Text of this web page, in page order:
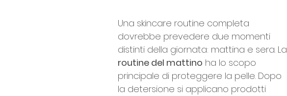
Una skincare routine completa
dovrebbe prevedere due momenti
distinti della giornata: mattina e sera. La
routine del mattino ha lo scopo
principale di proteggere la pelle. Dopo
la detersione si applicano prodotti